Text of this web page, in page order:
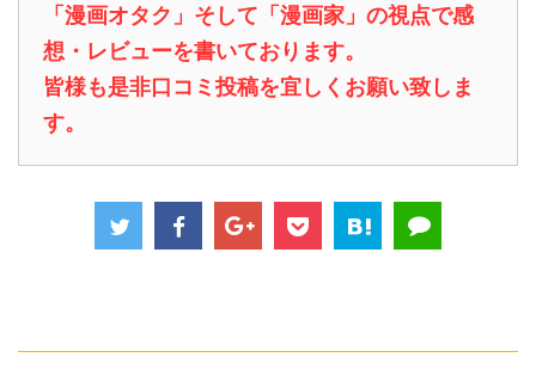
「漫画オタク」そして「漫画家」の視点で感
想・レビューを書いております。
皆様も是非口コミ投稿を宜しくお願い致しま
す。